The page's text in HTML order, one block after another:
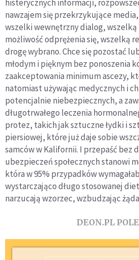
histerycznych informacji,
nawzajem się przekrzykujące
wszelki wewnętrzny dialog,
możliwość odprężenia się, wszelką
drogę wybrano. Chce się pozostać
młodym i pięknym bez ponoszenia
zaakceptowania minimum ascezy,
natomiast używając medycznych i
potencjalnie niebezpiecznych, a
długotrwałego leczenia
protez, takich jak sztuczne łydki i
piersiowej, które już daje sobie
samców w Kalifornii. I przepaść bez
ubezpieczeń społecznych stanowi
która w 95% przypadków
wystarczająco długo stosowanej
narzucają wzorzec, wzbudzając
DEON.PL